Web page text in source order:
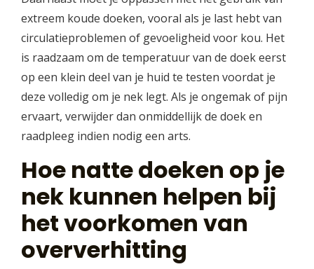
extreem koude doeken, vooral als je last hebt van
circulatieproblemen of gevoeligheid voor kou. Het
is raadzaam om de temperatuur van de doek eerst
op een klein deel van je huid te testen voordat je
deze volledig om je nek legt. Als je ongemak of pijn
ervaart, verwijder dan onmiddellijk de doek en
raadpleeg indien nodig een arts.
Hoe natte doeken op je
nek kunnen helpen bij
het voorkomen van
oververhitting